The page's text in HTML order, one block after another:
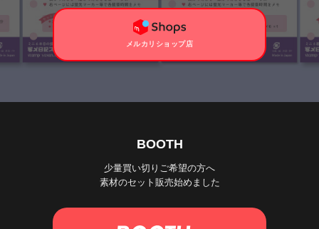
メルカリショップ店
BOOTH
少量買い切りご希望の方へ
素材のセット販売始めました